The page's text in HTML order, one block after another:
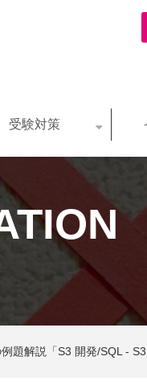
受験対策
題解説「S3 開発/SQL -